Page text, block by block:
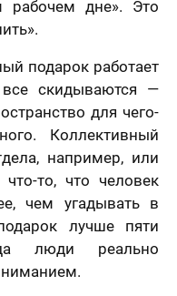
рабочем дне». Это
подарок работает
скидываются —
для чего-
Коллективный
например, или
то, что человек
чем угадывать в
лучше пяти
люди реально
сполитикой
я даю свое
На день рождение